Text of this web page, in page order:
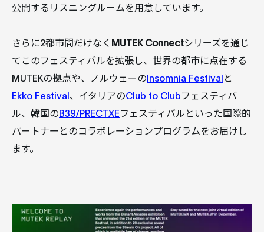
公開するリスニングルームを用意しています。
さらに2都市間だけなく MUTEK Connectシリーズを通じ
てこのフェスティバルを拡張し、世界の都市に点在する
MUTEKの拠点や、ノルウェーのInsomnia Festivalと
Ekko Festival、イタリアのClub to Clubフェスティバ
ル、韓国のB39/PRECTXEフェスティバルといった国際的
パートナーとのコラボレーションプログラムをお届けし
ます。